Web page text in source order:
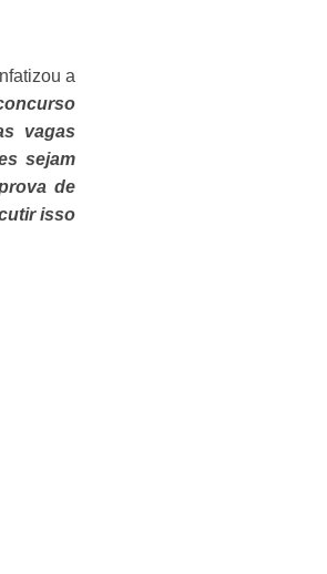
a
vagas
sejam
de
isso